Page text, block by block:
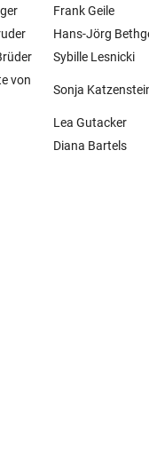
Frank Geile
Hans-Jörg
Sybille Lesnicki
von
Sonja
Lea Gutacker
Diana Bartels